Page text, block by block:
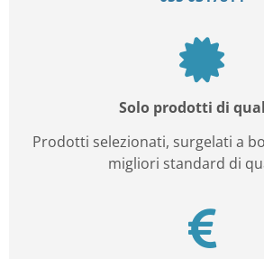
Solo prodotti di
Prodotti selezionati, surgelati a
migliori standard di